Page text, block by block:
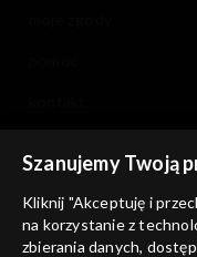
informacje o dostawcy
Szanujemy Twoją
Kliknij "Akceptuję i
na korzystanie z
zbierania danych,